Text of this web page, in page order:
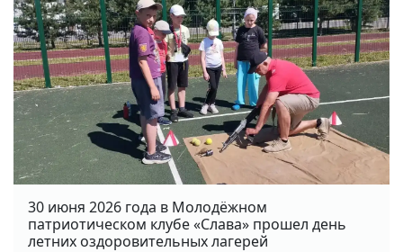
30 июня 2026 года в Молодёжном
патриотическом клубе «Слава» прошел день
летних оздоровительных лагерей